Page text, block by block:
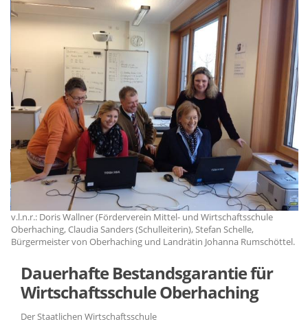
v.l.n.r.: Doris Wallner (Förderverein Mittel- und Wirtschaftsschule
Oberhaching, Claudia Sanders (Schulleiterin), Stefan Schelle,
Bürgermeister von Oberhaching und Landrätin Johanna Rumschöttel.
Dauerhafte Bestandsgarantie für
Wirtschaftsschule Oberhaching
Der Staatlichen Wirtschaftsschule